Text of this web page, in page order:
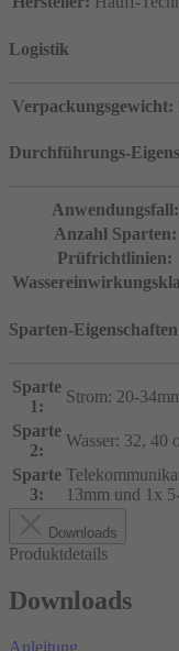
Logistik
Verpackungsgewicht:
Durchführungs-
Anwendungsfall:
Anzahl Sparten:
Prüfrichtlinien:
Sparten-Eigenschaften
Sparte
1:
Strom: 20-
Sparte
2:
Wasser: 32, 40
Sparte
3:
13mm und 1x
Downloads
Produktdetails
Downloads
Anleitung